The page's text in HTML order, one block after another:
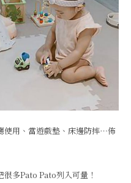
使用、當遊戲墊、床邊防摔⋯佈
多Pato Pato列入可量！